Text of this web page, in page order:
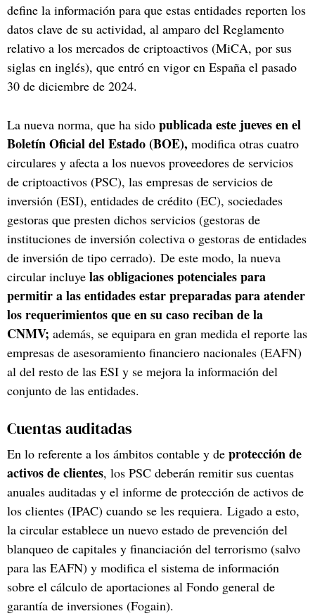
define la información para que estas entidades reporten los
datos clave de su actividad, al amparo del Reglamento
relativo a los mercados de criptoactivos (MiCA, por sus
siglas en inglés), que entró en vigor en España el pasado
30 de diciembre de 2024.
La nueva norma, que ha sido publicada este jueves en el
Boletín Oficial del Estado (BOE), modifica otras cuatro
circulares y afecta a los nuevos proveedores de servicios
de criptoactivos (PSC), las empresas de servicios de
inversión (ESI), entidades de crédito (EC), sociedades
gestoras que presten dichos servicios (gestoras de
instituciones de inversión colectiva o gestoras de entidades
de inversión de tipo cerrado). De este modo, la nueva
circular incluye las obligaciones potenciales para
permitir a las entidades estar preparadas para atender
los requerimientos que en su caso reciban de la
CNMV; además, se equipara en gran medida el reporte las
empresas de asesoramiento financiero nacionales (EAFN)
al del resto de las ESI y se mejora la información del
conjunto de las entidades.
Cuentas auditadas
En lo referente a los ámbitos contable y de protección de
activos de clientes, los PSC deberán remitir sus cuentas
anuales auditadas y el informe de protección de activos de
los clientes (IPAC) cuando se les requiera. Ligado a esto,
la circular establece un nuevo estado de prevención del
blanqueo de capitales y financiación del terrorismo (salvo
para las EAFN) y modifica el sistema de información
sobre el cálculo de aportaciones al Fondo general de
garantía de inversiones (Fogain).